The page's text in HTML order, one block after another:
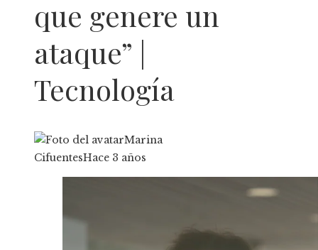
que genere un
ataque” |
Tecnología
Marina
CifuentesHace 3 años